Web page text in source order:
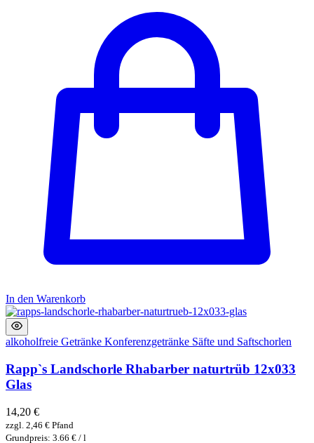
In den Warenkorb
alkoholfreie Getränke Konferenzgetränke Säfte und Saftschorlen
Rapp`s Landschorle Rhabarber naturtrüb 12x033
Glas
14,20 €
zzgl. 2,46 € Pfand
Grundpreis: 3.66 € / l